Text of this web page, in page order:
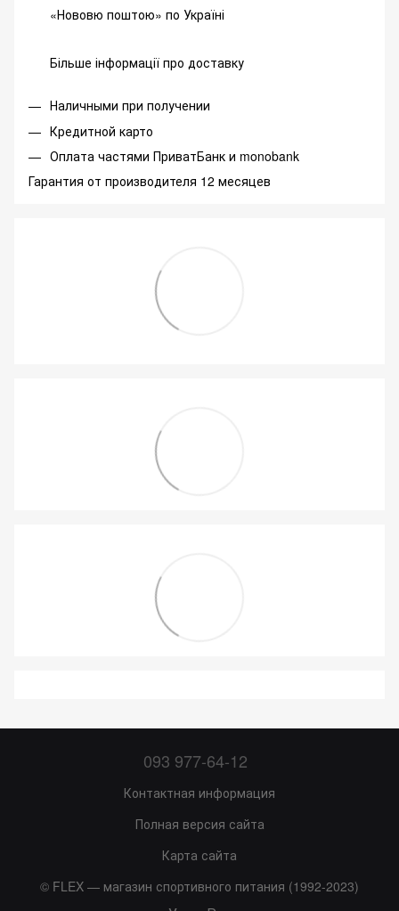
«Нововю поштою» по Україні
Більше інформації про доставку
Наличными при получении
Кредитной карто
Оплата частями ПриватБанк и monobank
Гарантия от производителя 12 месяцев
093 977-64-12
Контактная информация
Полная версия сайта
Карта сайта
© FLEX — магазин спортивного питания (1992-2023)